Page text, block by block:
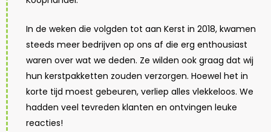
In de weken die volgden tot aan Kerst in 2018, kwamen
steeds meer bedrijven op ons af die erg enthousiast
waren over wat we deden. Ze wilden ook graag dat wij
hun kerstpakketten zouden verzorgen. Hoewel het in
korte tijd moest gebeuren, verliep alles vlekkeloos. We
hadden veel tevreden klanten en ontvingen leuke
reacties!